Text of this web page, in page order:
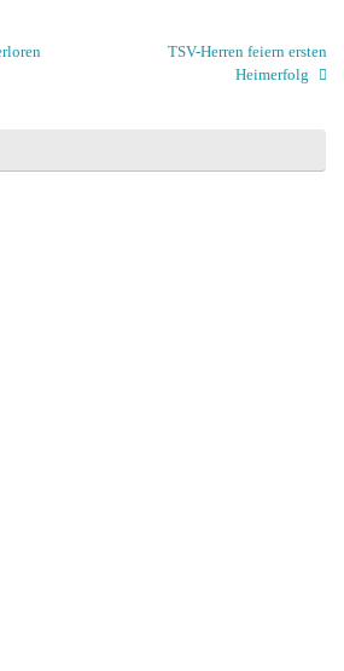
TSV-Herren feiern ersten
Heimerfolg